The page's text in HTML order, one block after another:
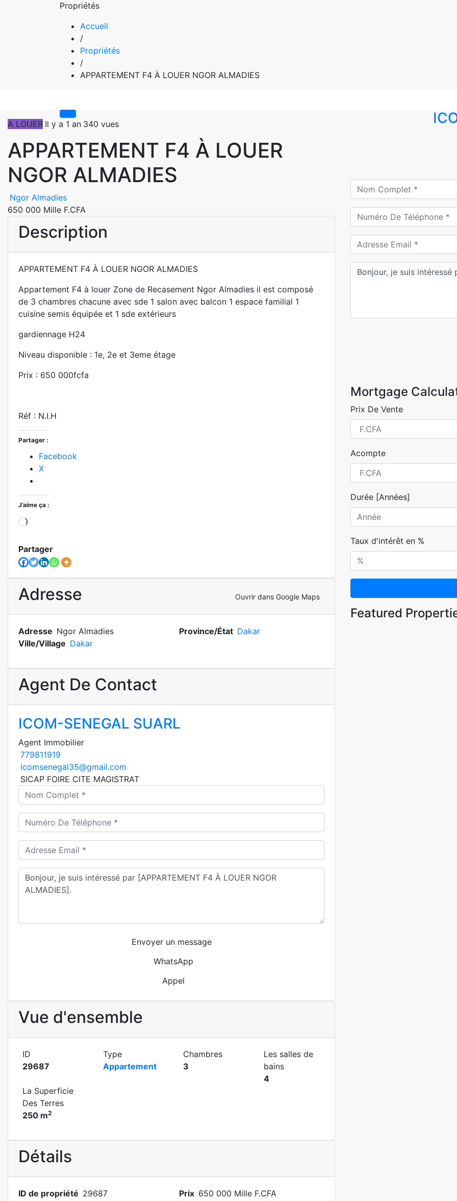
Propriétés
Accueil
/
Propriétés
/
APPARTEMENT F4 À LOUER NGOR ALMADIES
A LOUER Il y a 1 an 340 vues
APPARTEMENT F4 À LOUER
NGOR ALMADIES
Ngor Almadies
650 000 Mille F.CFA
Description
APPARTEMENT F4 À LOUER NGOR ALMADIES
Appartement F4 à louer Zone de Recasement Ngor Almadies il est composé
de 3 chambres chacune avec sde 1 salon avec balcon 1 espace familial 1
cuisine semis équipée et 1 sde extérieurs
gardiennage H24
Niveau disponible : 1e, 2e et 3eme étage
Prix : 650 000fcfa
Réf : N.I.H
Partager :
Facebook
X
J’aime ça :
Partager
Adresse Ouvrir dans Google Maps
Adresse Ngor Almadies Province/État Dakar
Ville/Village Dakar
Agent De Contact
ICOM-SENEGAL SUARL
Agent Immobilier
779811919
icomsenegal35@gmail.com
SICAP FOIRE CITE MAGISTRAT
Envoyer un message
WhatsApp
Appel
Vue d'ensemble
ID
29687
Type
Appartement
Chambres
3
Les salles de
bains
4
La Superficie
Des Terres
250 m2
Détails
ID de propriété 29687 Prix 650 000 Mille F.CFA
Mortgage
Prix De Vente
Acompte
Durée [Années]
Taux d'intérêt en %
Featured